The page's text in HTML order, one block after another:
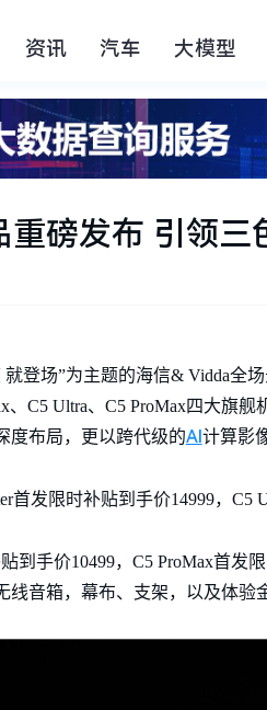
资讯 汽车 大模型
磅发布 引领
就登场”为主题的海信& Vidda全
、C5 Ultra、C5 ProMax四大旗
度布局，更以跨代级的AI计算影
首发限时补贴到手价14999，C5
到手价10499，C5 ProMax首发
线音箱，幕布、支架，以及体验